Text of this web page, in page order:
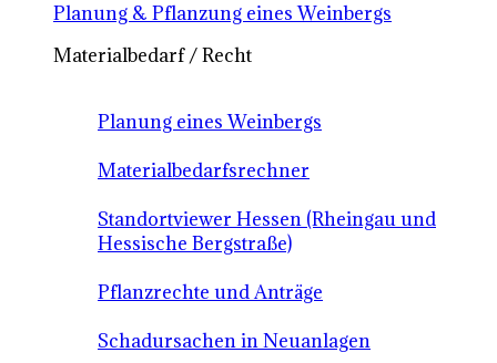
Planung & Pflanzung eines Weinbergs
Materialbedarf / Recht
Planung eines Weinbergs
Materialbedarfsrechner
Standortviewer Hessen (Rheingau und
Hessische Bergstraße)
Pflanzrechte und Anträge
Schadursachen in Neuanlagen